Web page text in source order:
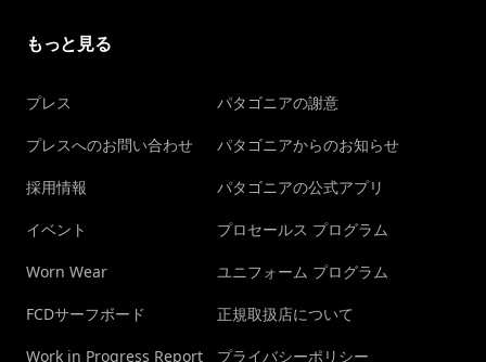
もっと見る
プレス
プレスへのお問い合わせ
採用情報
イベント
Worn Wear
FCDサーフボード
Work in Progress Report
パタゴニアの謝意
パタゴニアからのお知らせ
パタゴニアの公式アプリ
プロセールス プログラム
ユニフォーム プログラム
正規取扱店について
プライバシーポリシー